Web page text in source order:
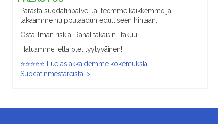
Parasta suodatinpalvelua; teemme kaikkemme ja
takaamme huippulaadun edulliseen hintaan.
Osta ilman riskiä. Rahat takaisin -takuu!
Haluamme, että olet tyytyväinen!
⭐⭐⭐⭐⭐ Lue asiakkaidemme kokemuksia
Suodatinmestareista. >